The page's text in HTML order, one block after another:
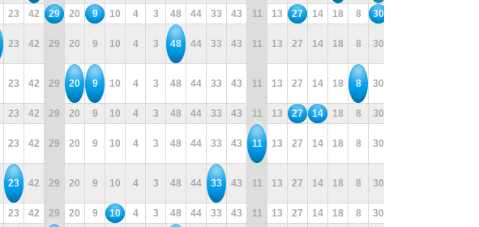
23 42 29 20 9 10 4 3 48 44 33 43 11 13 27 14 18 8 30
23 42 29 20 9 10 4 3 48 44 33 43 11 13 27 14 18 8 30
23 42 29 20 9 10 4 3 48 44 33 43 11 13 27 14 18 8 30
23 42 29 20 9 10 4 3 48 44 33 43 11 13 27 14 18 8 30
23 42 29 20 9 10 4 3 48 44 33 43 11 13 27 14 18 8 30
23 42 29 20 9 10 4 3 48 44 33 43 11 13 27 14 18 8 30
23 42 29 20 9 10 4 3 48 44 33 43 11 13 27 14 18 8 30